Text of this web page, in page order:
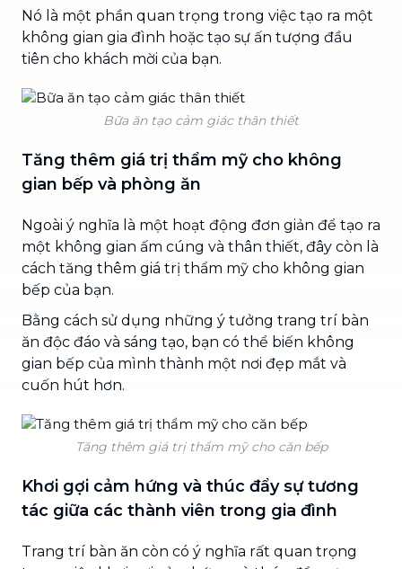
Nó là một phần quan trọng trong việc tạo ra một
không gian gia đình hoặc tạo sự ấn tượng đầu
tiên cho khách mời của bạn.
Bữa ăn tạo cảm giác thân thiết
Tăng thêm giá trị thẩm mỹ cho không
gian bếp và phòng ăn
Ngoài ý nghĩa là một hoạt động đơn giản để tạo ra
một không gian ấm cúng và thân thiết, đây còn là
cách tăng thêm giá trị thẩm mỹ cho không gian
bếp của bạn.
Bằng cách sử dụng những ý tưởng trang trí bàn
ăn độc đáo và sáng tạo, bạn có thể biến không
gian bếp của mình thành một nơi đẹp mắt và
cuốn hút hơn.
Tăng thêm giá trị thẩm mỹ cho căn bếp
Khơi gợi cảm hứng và thúc đẩy sự tương
tác giữa các thành viên trong gia đình
Trang trí bàn ăn còn có ý nghĩa rất quan trọng